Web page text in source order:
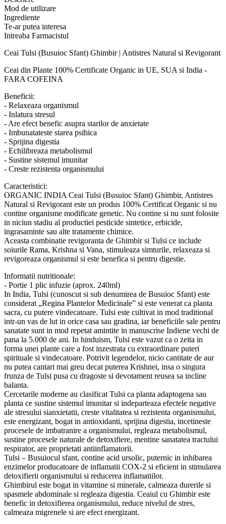
de
Ghimbir
Tulsi,
18
plicuri
Mod de utilizare
Ingrediente
Te-ar putea interesa
Intreaba Farmacistul
Ceai Tulsi (Busuioc Sfant) Ghimbir | Antistres Natural si Revigorant
Ceai din Plante 100% Certificate Organic in UE, SUA si India -
FARA COFEINA
Beneficii:
- Relaxeaza organismul
- Inlatura stresul
- Are efect benefic asupra starilor de anxietate
- Imbunatateste starea psihica
- Sprijina digestia
- Echilibreaza metabolismul
- Sustine sistemul imunitar
- Creste rezistenta organismului
Caracteristici:
ORGANIC INDIA Ceai Tulsi (Busuioc Sfant) Ghimbir, Antistres
Natural si Revigorant este un produs 100% Certificat Organic si nu
contine organisme modificate genetic. Nu contine si nu sunt folosite
in niciun stadiu al productiei pesticide sintetice, erbicide,
ingrasaminte sau alte tratamente chimice.
Aceasta combinatie revigoranta de Ghimbir si Tulsi ce include
soiurile Rama, Krishna si Vana, stimuleaza simturile, relaxeaza si
revigoreaza organismul si este benefica si pentru digestie.
Informatii nutritionale:
- Portie 1 plic infuzie (aprox. 240ml)
In India, Tulsi (cunoscut si sub denumirea de Busuioc Sfant) este
considerat „Regina Plantelor Medicinale” si este venerat ca planta
sacra, cu putere vindecatoare. Tulsi este cultivat in mod traditional
intr-un vas de lut in orice casa sau gradina, iar beneficiile sale pentru
sanatate sunt in mod repetat amintite in manuscrise Indiene vechi de
pana la 5.000 de ani. In hinduism, Tulsi este vazut ca o zeita in
forma unei plante care a fost inzestrata cu extraordinare puteri
spirituale si vindecatoare. Potrivit legendelor, nicio cantitate de aur
nu putea cantari mai greu decat puterea Krishnei, insa o singura
frunza de Tulsi pusa cu dragoste si devotament reusea sa incline
balanta.
Cercetarile moderne au clasificat Tulsi ca planta adaptogena sau
planta ce sustine sistemul imunitar si indeparteaza efectele negative
ale stresului sianxietatii, creste vitalitatea si rezistenta organismului,
este energizant, bogat in antioxidanti, sprijina digestia, incetineste
procesele de imbatranire a organismului, regleaza metabolismul,
sustine procesele naturale de detoxifiere, mentine sanatatea tractului
respirator, are proprietati antiinflamatorii.
Tulsi – Busuiocul sfant, contine acid ursolic, puternic in inhibarea
enzimelor producatoare de inflamatii COX-2 si eficient in stimularea
detoxifierii organismului si reducerea inflamatiilor.
Ghimbirul este bogat in vitamine si minerale, calmeaza durerile si
spasmele abdominale si regleaza digestia. Ceaiul cu Ghimbir este
benefic in detoxifierea organismului, reduce nivelul de stres,
calmeaza migrenele si are efect energizant.